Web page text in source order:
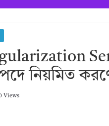
নিয়মিত করণে
Views